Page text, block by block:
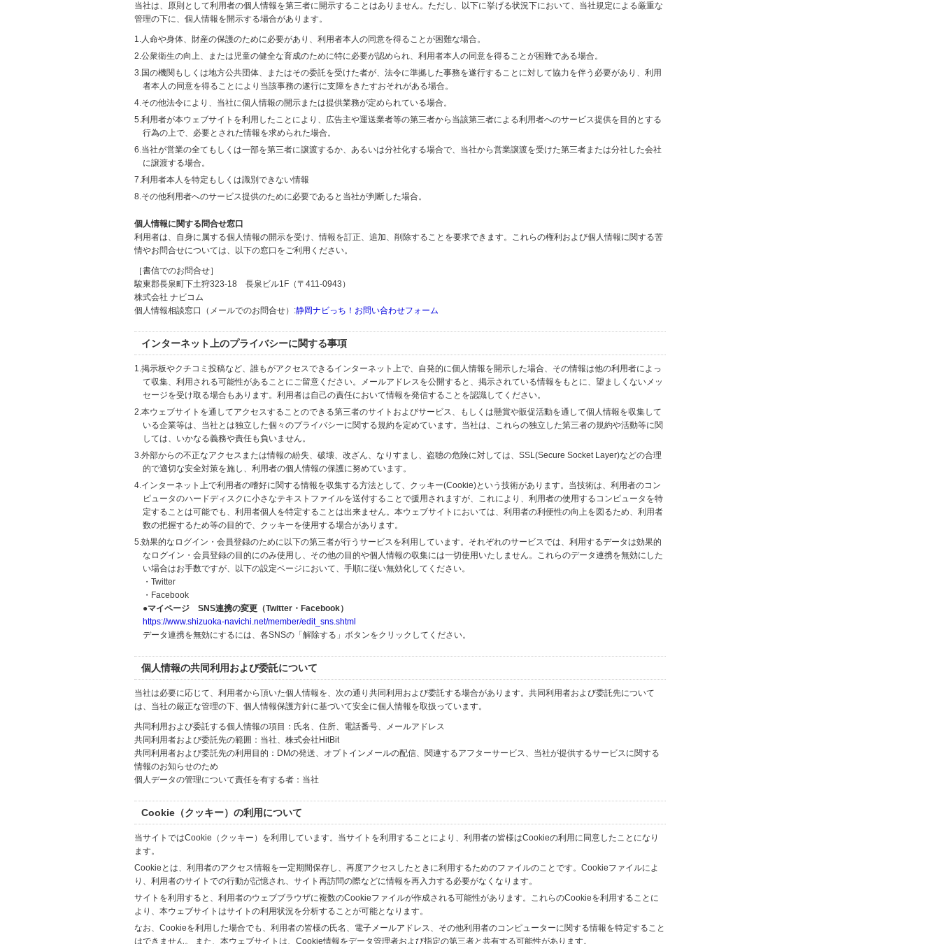
当社は、原則として利用者の個人情報を第三者に開示することはありません。ただし、以下に挙げる状況下において、当社規定による厳重な
管理の下に、個人情報を開示する場合があります。
1.人命や身体、財産の保護のために必要があり、利用者本人の同意を得ることが困難な場合。
2.公衆衛生の向上、または児童の健全な育成のために特に必要が認められ、利用者本人の同意を得ることが困難である場合。
3.国の機関もしくは地方公共団体、またはその委託を受けた者が、法令に準拠した事務を遂行することに対して協力を伴う必要があり、利用
者本人の同意を得ることにより当該事務の遂行に支障をきたすおそれがある場合。
4.その他法令により、当社に個人情報の開示または提供業務が定められている場合。
5.利用者が本ウェブサイトを利用したことにより、広告主や運送業者等の第三者から当該第三者による利用者へのサービス提供を目的とする
行為の上で、必要とされた情報を求められた場合。
6.当社が営業の全てもしくは一部を第三者に譲渡するか、あるいは分社化する場合で、当社から営業譲渡を受けた第三者または分社した会社
に譲渡する場合。
7.利用者本人を特定もしくは識別できない情報
8.その他利用者へのサービス提供のために必要であると当社が判断した場合。
個人情報に関する問合せ窓口
利用者は、自身に属する個人情報の開示を受け、情報を訂正、追加、削除することを要求できます。これらの権利および個人情報に関する苦
情やお問合せについては、以下の窓口をご利用ください。
［書信でのお問合せ］
駿東郡長泉町下土狩323-18 長泉ビル1F（〒411-0943）
株式会社 ナビコム
個人情報相談窓口（メールでのお問合せ）:静岡ナビっち！お問い合わせフォーム
インターネット上のプライバシーに関する事項
1.掲示板やクチコミ投稿など、誰もがアクセスできるインターネット上で、自発的に個人情報を開示した場合、その情報は他の利用者によっ
て収集、利用される可能性があることにご留意ください。メールアドレスを公開すると、掲示されている情報をもとに、望ましくないメッ
セージを受け取る場合もあります。利用者は自己の責任において情報を発信することを認識してください。
2.本ウェブサイトを通してアクセスすることのできる第三者のサイトおよびサービス、もしくは懸賞や販促活動を通して個人情報を収集して
いる企業等は、当社とは独立した個々のプライバシーに関する規約を定めています。当社は、これらの独立した第三者の規約や活動等に関
しては、いかなる義務や責任も負いません。
3.外部からの不正なアクセスまたは情報の紛失、破壊、改ざん、なりすまし、盗聴の危険に対しては、SSL(Secure Socket Layer)などの合理
的で適切な安全対策を施し、利用者の個人情報の保護に努めています。
4.インターネット上で利用者の嗜好に関する情報を収集する方法として、クッキー(Cookie)という技術があります。当技術は、利用者のコン
ピュータのハードディスクに小さなテキストファイルを送付することで援用されますが、これにより、利用者の使用するコンピュータを特
定することは可能でも、利用者個人を特定することは出来ません。本ウェブサイトにおいては、利用者の利便性の向上を図るため、利用者
数の把握するため等の目的で、クッキーを使用する場合があります。
5.効果的なログイン・会員登録のために以下の第三者が行うサービスを利用しています。それぞれのサービスでは、利用するデータは効果的
なログイン・会員登録の目的にのみ使用し、その他の目的や個人情報の収集には一切使用いたしません。これらのデータ連携を無効にした
い場合はお手数ですが、以下の設定ページにおいて、手順に従い無効化してください。
・Twitter
・Facebook
●マイページ SNS連携の変更（Twitter・Facebook）
https://www.shizuoka-navichi.net/member/edit_sns.shtml
データ連携を無効にするには、各SNSの「解除する」ボタンをクリックしてください。
個人情報の共同利用および委託について
当社は必要に応じて、利用者から頂いた個人情報を、次の通り共同利用および委託する場合があります。共同利用者および委託先について
は、当社の厳正な管理の下、個人情報保護方針に基づいて安全に個人情報を取扱っています。
共同利用および委託する個人情報の項目：氏名、住所、電話番号、メールアドレス
共同利用者および委託先の範囲：当社、株式会社HitBit
共同利用者および委託先の利用目的：DMの発送、オプトインメールの配信、関連するアフターサービス、当社が提供するサービスに関する
情報のお知らせのため
個人データの管理について責任を有する者：当社
Cookie（クッキー）の利用について
当サイトではCookie（クッキー）を利用しています。当サイトを利用することにより、利用者の皆様はCookieの利用に同意したことになり
ます。
Cookieとは、利用者のアクセス情報を一定期間保存し、再度アクセスしたときに利用するためのファイルのことです。Cookieファイルによ
り、利用者のサイトでの行動が記憶され、サイト再訪問の際などに情報を再入力する必要がなくなります。
サイトを利用すると、利用者のウェブブラウザに複数のCookieファイルが作成される可能性があります。これらのCookieを利用することに
より、本ウェブサイトはサイトの利用状況を分析することが可能となります。
なお、Cookieを利用した場合でも、利用者の皆様の氏名、電子メールアドレス、その他利用者のコンピューターに関する情報を特定すること
はできません。 また、本ウェブサイトは、Cookie情報をデータ管理者および指定の第三者と共有する可能性があります。